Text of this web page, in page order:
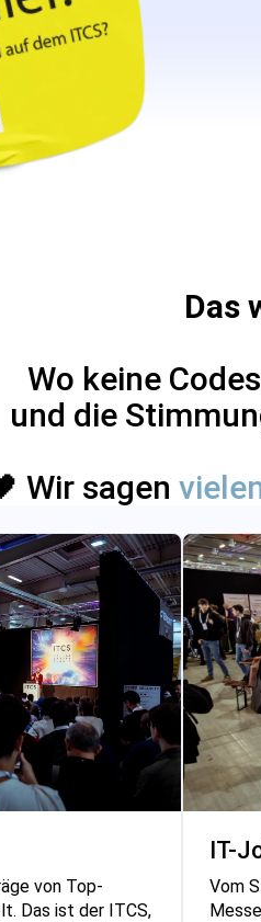
Das
Wo keine
und die
Wir sagen
von Top-
Das ist der ITCS,
IT-
Vom